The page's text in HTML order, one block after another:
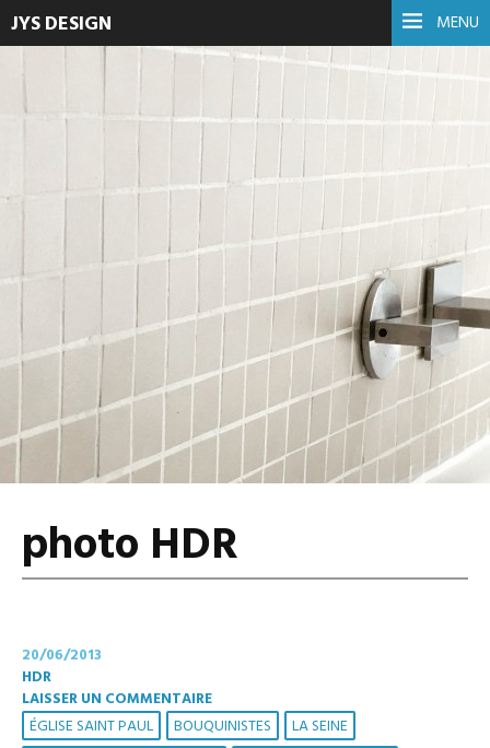
MENU
JYS DESIGN
photo HDR
20/06/2013
HDR
LAISSER UN COMMENTAIRE
ÉGLISE SAINT PAUL BOUQUINISTES
LA SEINE